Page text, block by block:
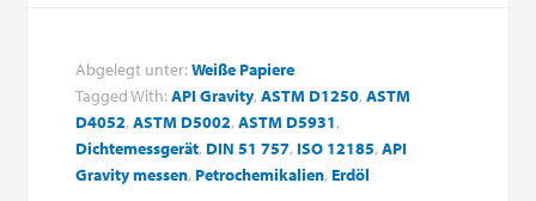
Abgelegt unter:Weiße Papiere
Tagged With:API Gravity,ASTM D1250,ASTM
D4052,ASTM D5002,ASTM D5931,
Dichtemessgerät, DIN 51 757, ISO 12185,API
Gravity messen, Petrochemikalien, Erdöl